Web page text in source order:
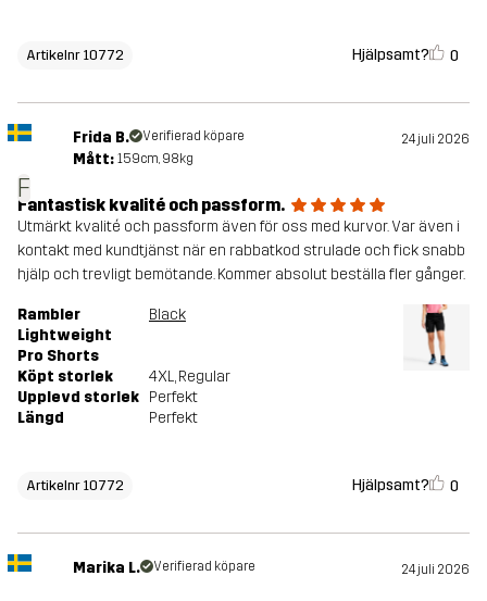
Artikelnr 10772 Hjälpsamt? 0
F
Frida B. Verifierad köpare 24 juli 2026
Mått: 159cm, 98kg
Fantastisk kvalité och passform.
Utmärkt kvalité och passform även för oss med kurvor. Var även i
kontakt med kundtjänst när en rabbatkod strulade och fick snabb
hjälp och trevligt bemötande. Kommer absolut beställa fler gånger.
Rambler
Lightweight
Pro Shorts
Black
Köpt storlek 4XL, Regular
Upplevd storlek Perfekt
Längd
Perfekt
Artikelnr 10772 Hjälpsamt? 0
Marika L. Verifierad köpare 24 juli 2026